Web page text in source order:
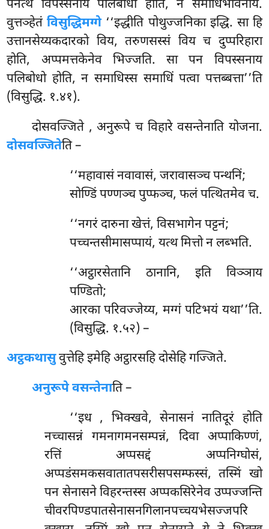
पनेत्थ विपस्सनाय पलिबोधो होति, न समाधिभावनाय.
वुत्तञ्हेतंविसुद्धिमग्गे‘‘इद्धीति पोथुज्जनिका इद्धि. सा हि
उत्तानसेय्यकदारको विय, तरुणसस्सं विय च दुप्परिहारा
होति, अप्पमत्तकेनेव भिज्जति. सा पन विपस्सनाय
पलिबोधो होति, न समाधिस्स समाधिं पत्वा पत्तब्बत्ता’’ति
(विसुद्धि. १.४१).
दोसवज्जिते , अनुरूपे च विहारे वसन्तेनाति योजना.
दोसवज्जितेति –
‘‘महावासं नवावासं, जरावासञ्च पन्थनिं;
सोण्डिं पण्णञ्च पुप्फञ्च, फलं पत्थितमेव च.
‘‘नगरं दारुना खेत्तं, विसभागेन पट्टनं;
पच्चन्तसीमासप्पायं, यत्थ मित्तो न लब्भति.
‘‘अट्ठारसेतानि ठानानि, इति विञ्ञाय
पण्डितो;
आरका परिवज्जेय्य, मग्गं पटिभयं यथा’’ति.
(विसुद्धि. १.५२) –
अट्ठकथासुवुत्तेहि इमेहि अट्ठारसहि दोसेहि गज्जिते.
अनुरूपे वसन्तेनाति –
‘‘इध , भिक्खवे, सेनासनं नातिदूरं होति
नच्चासन्नं गमनागमनसम्पन्नं, दिवा अप्पाकिण्णं,
रत्तिं अप्पसद्दं अप्पनिग्घोसं,
अप्पडंसमकसवातातपसरीसपसम्फस्सं, तस्मिं खो
पन सेनासने विहरन्तस्स अप्पकसिरेनेव उप्पज्जन्ति
चीवरपिण्डपातसेनासनगिलानपच्चयभेसज्जपरि